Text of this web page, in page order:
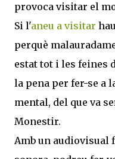
provoca visitar el
Si l'aneu a visitar
perquè
estat tot i les feines
la pena per fer-se a
mental, del que va
Monestir.
Amb un audiovisual